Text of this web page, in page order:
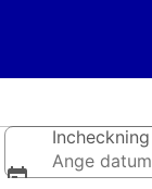
Incheckning
Ange datum